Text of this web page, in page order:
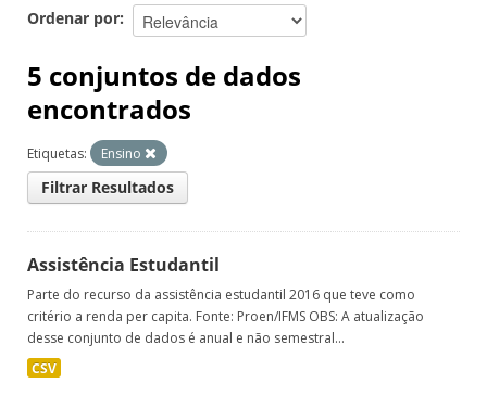
Ordenar por
5 conjuntos de dados
encontrados
Etiquetas: Ensino
Filtrar Resultados
Assistência Estudantil
Parte do recurso da assistência estudantil 2016 que teve como
critério a renda per capita. Fonte: Proen/IFMS OBS: A atualização
desse conjunto de dados é anual e não semestral...
CSV